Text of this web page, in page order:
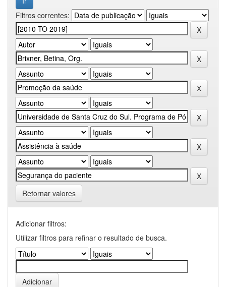
Filtros correntes:
Retornar valores
Adicionar filtros:
Utilizar filtros para refinar o resultado de busca.